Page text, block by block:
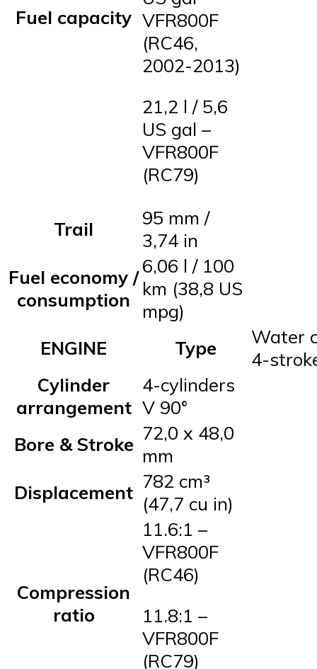
Fuel capacity VFR800F
(RC46,
2002-2013)
21,2 l / 5,6
US gal –
VFR800F
(RC79)
Trail
95 mm /
3,74 in
Fuel economy /
consumption
6,06 l / 100
km (38,8 US
mpg)
ENGINE
Type
Water
4-
Cylinder
arrangement
4-cylinders
V 90°
Bore & Stroke 72,0 x 48,0
mm
Displacement 782 cm³
(47,7 cu in)
Compression
ratio
11.6:1 –
VFR800F
(RC46)
11.8:1 –
VFR800F
(RC79)